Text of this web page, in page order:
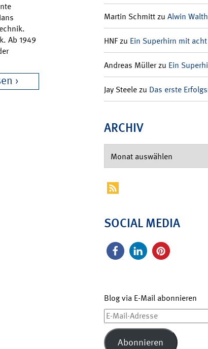
Ab 1949
Martin Schmittzu Alwin
HNFzu Ein Superhirn mit
Andreas Müllerzu Ein
Jay Steelezu Das erste
ARCHIV
SOCIAL MEDIA
Blog via E-Mail abonnieren
E-
Mail-
Adresse
Abonnieren